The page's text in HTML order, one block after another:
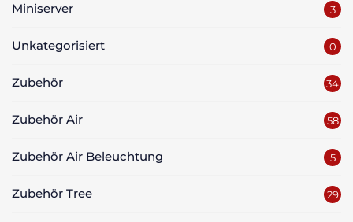
Miniserver 3
Unkategorisiert 0
Zubehör 34
Zubehör Air 58
Zubehör Air Beleuchtung 5
Zubehör Tree 29